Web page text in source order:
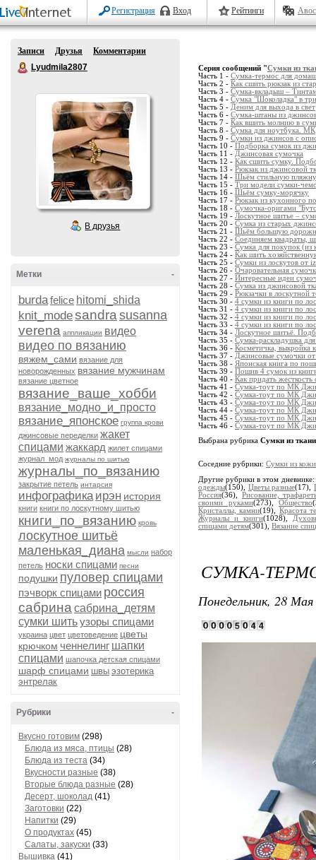
Регистрация Вход Рейтинги
Записи Друзья
Комментарии
Lyudmila2807
В друзья
-
Метки
burdafelice hitomi_shida
knit_modesandra susanna
verena аппликации видео
видео по вязанию
вяжем_сами вязание для
новорожденных вязание мужчинам
вязание цветное
вязание_ваше_хобби
вязание_модно_и_просто
вязание_японское группа крови
джинсовые переделки жакет
спицами жаккард жилет спицами
журнал_мод журналы по шитью
журналы_по_вязанию
закрытие петель интарсия
инфографика ирэн история
книги книги по лоскутному шитью
книги_по_вязанию кровь
лоскутное шитьё
маленькая_диана мысли набор
петель носки спицами песни
подушки пуловер спицами
пэчворк спицами россия
сабрина сабрина_детям
сумки шитьузоры спицами
украина цвет цветоведение цветы
крючком ченнелинг шапки
спицами шапочка детская спицами
шарф спицами швы эзотерика
энтрелак
-
Рубрики
Вкусно готовим (298)
Блюда из мяса, птицы (28)
Блюда из теста (34)
Вкусности разные (38)
Вторые блюда разные (28)
Десерт, шоколад (41)
Заготовки (22)
Напитки (29)
О продуктах (45)
Салаты, закуски (33)
Вышивка (41)
Серия сообщений "Сумки из
Часть 1 - Сумка-термос для
Часть 2 - Как сшить рюкзак из
Часть 3 - Сумка-вкладыш –
Часть 4 - Сумка "Шоколадка" в
Часть 5 - Деним для выхода в свет
Часть 6 - Сумка-штаны из
Часть 7 - Как вшить молнию в
Часть 8 - Сумка для ноутбука. МК
Часть 9 - Сумки из джинсов с
Часть 10 - Подборка сумок из
Часть 11 - Джинсовая сумочка
Часть 12 - Как сшить сумку.
Часть 13 - Рюкзак из джинсовой
Часть 14 - Шьём стильную
Часть 15 - Три модели сумки-
Часть 16 - Шьём сумку-морячку
Часть 17 - Рюкзак из кухонного
Часть 18 - Сумочка-оригами
Часть 19 - Лоскутное шитье –
Часть 20 - Сумка из старых
Часть 21 - Шьём большую
Часть 22 - Соединяем квадраты,
Часть 23 - Сумка для покупок (из
Часть 24 - Как шить
Часть 25 - Сумки из лоскутов от
Часть 26 - Очаровательная
Часть 27 - Интересные идеи
Часть 28 - Сумка из джинсовой
Часть 29 - Рюкзачки в лоскутной
Часть 30 - 4 сумки из книги по
Часть 31 - 4 сумки из книги по
Часть 32 - 4 сумки из книги по
Часть 33 - 4 сумки из книги по
Часть 34 - Лоскутное шитьё.
Часть 35 - Сумка-раскладушка
Часть 36 - Косметичка, выкройка
Часть 37 - Джинсовые сумочки
Часть 38 - Японская книга по
Часть 39 - Пошив 4 сумок из
Часть 40 - Как придать жесткость
Часть 41 - Сумка-тоут по МК
Часть 42 - Сумка-тоут по МК
Часть 43 - Сумка-тоут по МК
Часть 44 - Сумка-тоут по МК
Часть 45 - Сумка-тоут по МК
Часть 46 - Сумка-тоут по МК
Выбрана рубрика Сумки из ткани
Соседние рубрики: Сумки из кожи
Другие рубрики в этом дневнике:
одежды(150), Цветы разные(17),
Россия(36), Рисование,
своими руками(273),Общество
Кристаллы, камни(19), Красота
Журналы и книги(1028),
спицами детям(301), Вязание
СУМКА-
Понедельник, 28